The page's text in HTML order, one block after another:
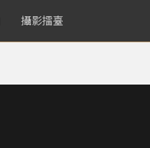
攝影擂臺